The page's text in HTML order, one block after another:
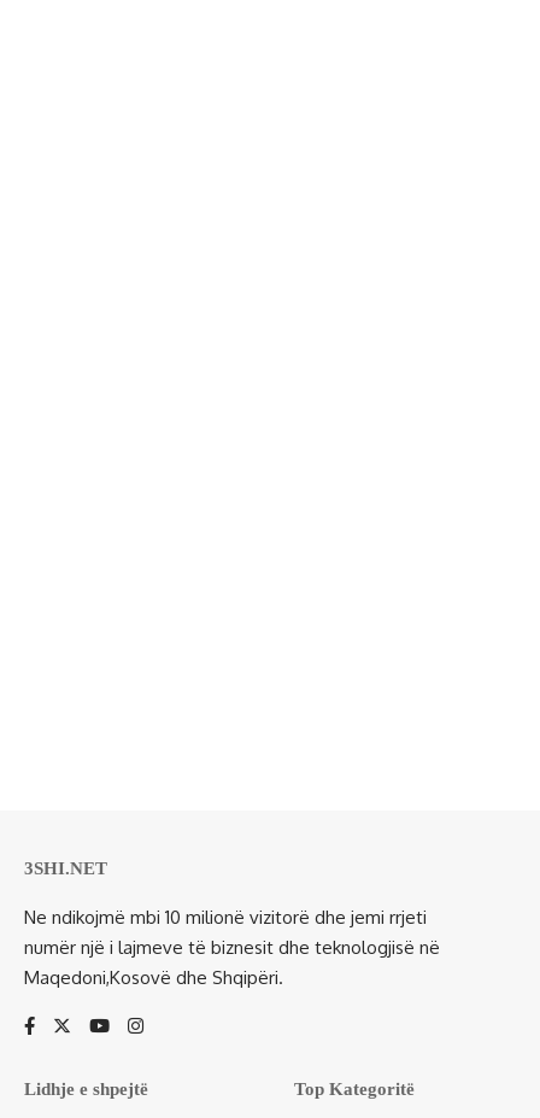
3SHI.NET
Ne ndikojmë mbi 10 milionë vizitorë dhe jemi rrjeti
numër një i lajmeve të biznesit dhe teknologjisë në
Maqedoni,Kosovë dhe Shqipëri.
Lidhje e shpejtë Top Kategoritë